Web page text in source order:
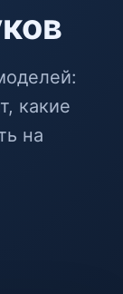
какие
на